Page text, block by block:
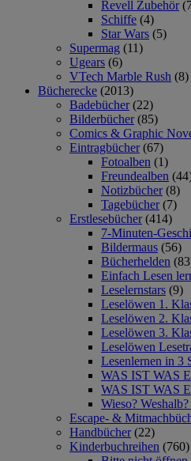
Revell Zubehör
Schiffe (4)
Star Wars (5)
Supermag (11)
Ugears (6)
VTech Marble Rush (8)
Bücherecke (2013)
Badebücher (22)
Bilderbücher (85)
Comics & Graphic
Eintragbücher (67)
Fotoalben (1)
Freundealben
Notizbücher (8)
Tagebücher (7)
Erstlesebücher (414)
7-Minuten-
Bildermaus (56)
Bücherhelden
Einfach Lesen
Leselernstars (9)
Leselöwen 1.
Leselöwen 2.
Leselöwen 3.
Leselöwen
Lesenlernen in 3
WAS IST WAS
WAS IST WAS
Wieso?
Escape- &
Handbücher (22)
Kinderbuchreihen (760)